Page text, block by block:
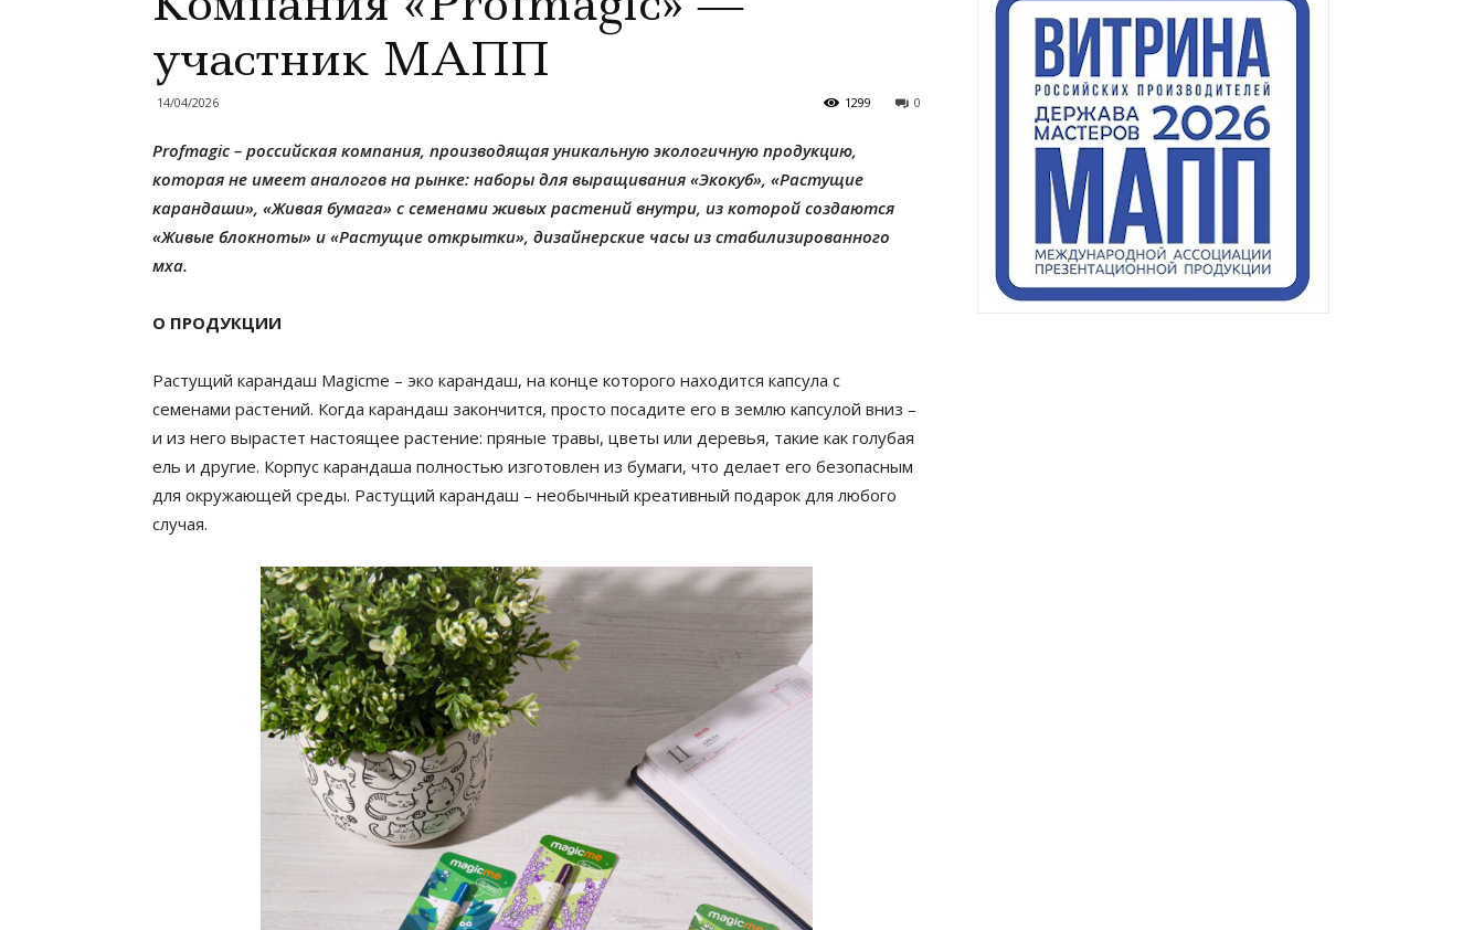
участник МАПП
14/04/2026 0
1299
Profmagic – российская компания, производящая уникальную экологичную продукцию,
которая не имеет аналогов на рынке: наборы для выращивания «Экокуб», «Растущие
карандаши», «Живая бумага» с семенами живых растений внутри, из которой создаются
«Живые блокноты» и «Растущие открытки», дизайнерские часы из стабилизированного
мха.
О ПРОДУКЦИИ
Растущий карандаш Magicme – эко карандаш, на конце которого находится капсула с
семенами растений. Когда карандаш закончится, просто посадите его в землю капсулой вниз –
и из него вырастет настоящее растение: пряные травы, цветы или деревья, такие как голубая
ель и другие. Корпус карандаша полностью изготовлен из бумаги, что делает его безопасным
для окружающей среды. Растущий карандаш – необычный креативный подарок для любого
случая.